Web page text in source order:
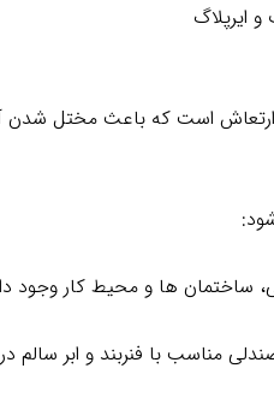
ایرپلاگ
ارتعاش است که باعث مختل شدن
ساختمان ها و محیط کار
مناسب با فنربند و ابر سالم